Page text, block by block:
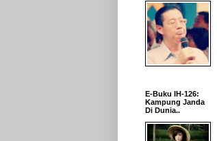
E-Buku IH-126:
Kampung Janda
Di Dunia..